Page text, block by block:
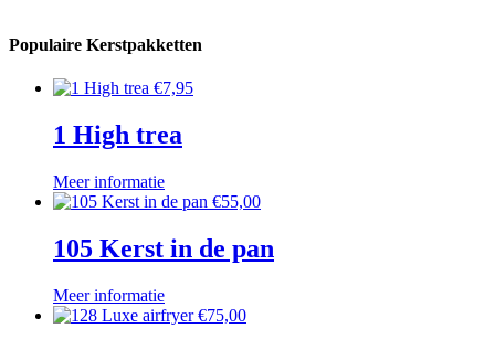
Populaire Kerstpakketten
€7,95
1 High trea
Meer informatie
€55,00
105 Kerst in de pan
Meer informatie
€75,00